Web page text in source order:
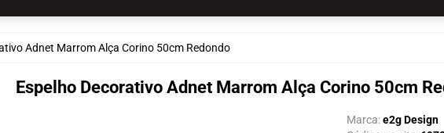
de Chão
de Corpo
Decorativos
Adnet Marrom Alça Corino 50cm Redondo
Espelho Decorativo Adnet Marrom Alça Corino 50cm
Marca:e2g Design